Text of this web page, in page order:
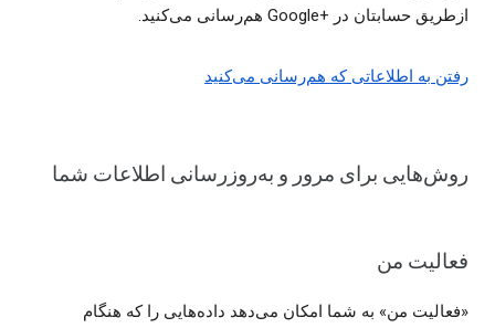
ازطریق حسابتان در Google+‎ هم‌رسانی می‌کنید.
رفتن به اطلاعاتی که هم‌رسانی می‌کنید
روش‌هایی برای مرور و به‌روزرسانی اطلاعات شما
فعالیت من
«فعالیت من» به شما امکان می‌دهد داده‌هایی را که هنگام